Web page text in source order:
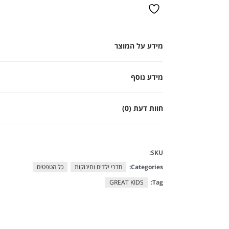
מידע על המוצר
מידע נוסף
חוות דעת (0)
SKU:
Categories:
חדרי ילדים ותינוקות
כל הטפטים
Tag:
GREAT KIDS